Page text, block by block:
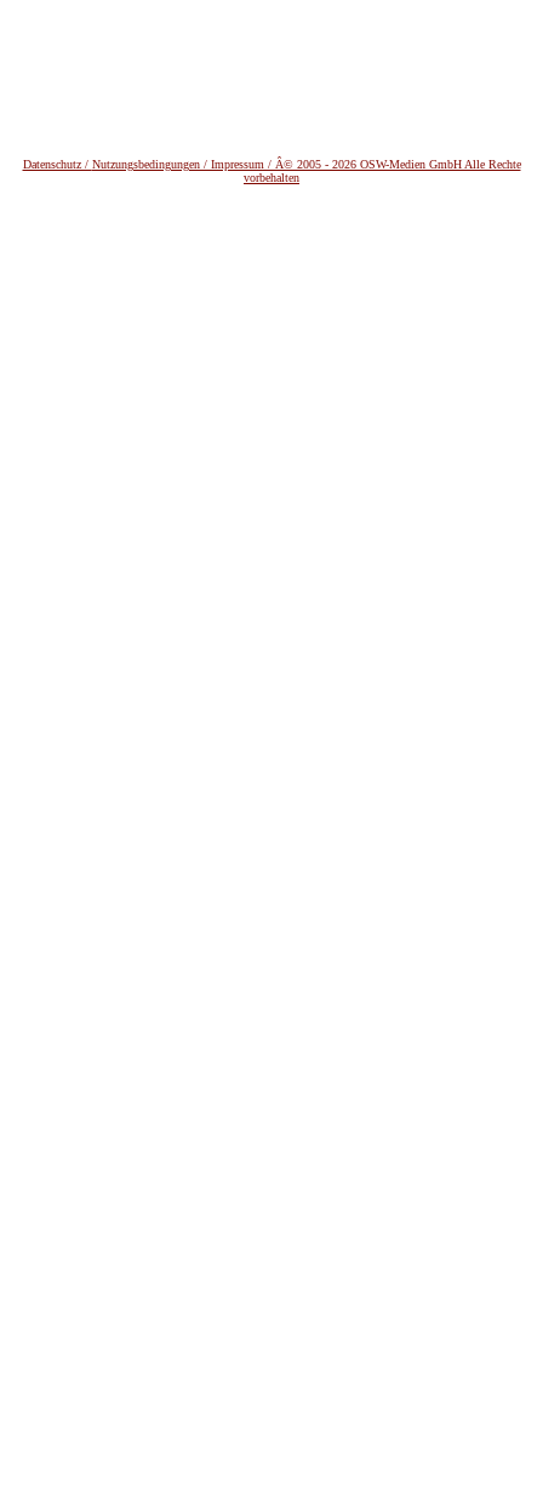
Datenschutz / Nutzungsbedingungen / Impressum / Â© 2005 - 2026 OSW-Medien GmbH Alle Rechte
vorbehalten